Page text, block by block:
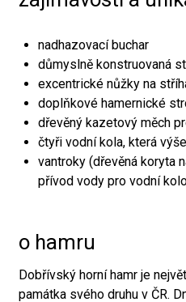
nadhazovací buchar
důmyslně konstruovaná
excentrické nůžky na
doplňkové hamernické
dřevěný kazetový měch
čtyři vodní kola, která
vantroky (dřevěná koryta
přívod vody pro vodní
o hamru
Dobřívský horní hamr je
památka svého druhu v ČR.